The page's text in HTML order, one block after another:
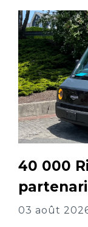
40 000
03 août